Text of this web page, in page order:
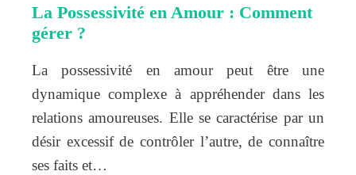
La Possessivité en Amour : Comment
gérer ?
La possessivité en amour peut être une
dynamique complexe à appréhender dans les
relations amoureuses. Elle se caractérise par un
désir excessif de contrôler l’autre, de connaître
ses faits et…